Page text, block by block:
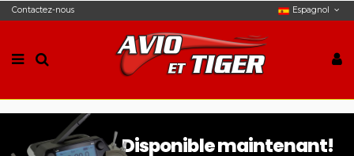
Contactez-nous Espagnol
Disponible maintenant!